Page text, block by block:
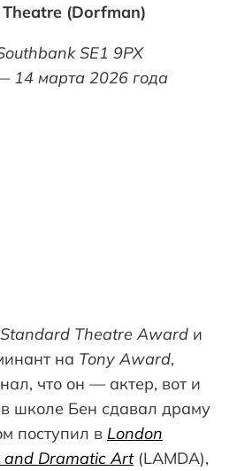
(Dorfman)
SE1 9PX
14 марта 2026 года
Theatre Award и
на Tony Award,
что он — актер, вот и
школе Бен сдавал драму
поступил в London
and Dramatic Art(LAMDA),